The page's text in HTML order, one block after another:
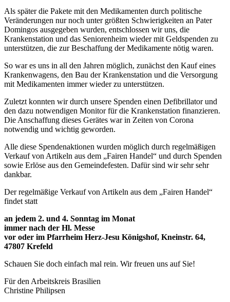
Als später die Pakete mit den Medikamenten durch politische
Veränderungen nur noch unter größten Schwierigkeiten an Pater
Domingos ausgegeben wurden, entschlossen wir uns, die
Krankenstation und das Seniorenheim wieder mit Geldspenden zu
unterstützen, die zur Beschaffung der Medikamente nötig waren.
So war es uns in all den Jahren möglich, zunächst den Kauf eines
Krankenwagens, den Bau der Krankenstation und die Versorgung
mit Medikamenten immer wieder zu unterstützen.
Zuletzt konnten wir durch unsere Spenden einen Defibrillator und
den dazu notwendigen Monitor für die Krankenstation finanzieren.
Die Anschaffung dieses Gerätes war in Zeiten von Corona
notwendig und wichtig geworden.
Alle diese Spendenaktionen wurden möglich durch regelmäßigen
Verkauf von Artikeln aus dem „Fairen Handel“ und durch Spenden
sowie Erlöse aus den Gemeindefesten. Dafür sind wir sehr sehr
dankbar.
Der regelmäßige Verkauf von Artikeln aus dem „Fairen Handel“
findet statt
an jedem 2. und 4. Sonntag im Monat
immer nach der Hl. Messe
vor oder im Pfarrheim Herz-Jesu Königshof, Kneinstr. 64,
47807 Krefeld
Schauen Sie doch einfach mal rein. Wir freuen uns auf Sie!
Für den Arbeitskreis Brasilien
Christine Philipsen